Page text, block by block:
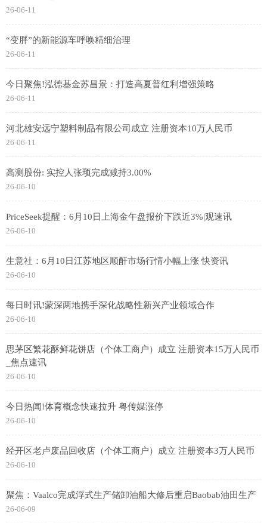
26-06-11
“变胖”的新能源车呼唤精细治理
26-06-11
今日聚焦!泓德基金苏昌景：打造高夏普红利增强策略
26-06-11
河北雄安远宁塑料制品有限公司成立 注册资本10万人民币
26-06-11
高测股份: 实控人张顼完成减持3.00%
26-06-10
PriceSeek提醒：6月10日上海金午盘报价下跌近3%|观速讯
26-06-10
生意社：6月10日江苏地区顺酐市场行情小幅上涨 快资讯
26-06-10
每日时讯!蒙深两地携手深化战略性新兴产业领域合作
26-06-10
思茅区繁花酥鲜花饼店（个体工商户）成立 注册资本15万人民币
_焦点速讯
26-06-10
今日热闻!体育概念快速拉升 粤传媒涨停
26-06-10
经开区老卢废品回收店（个体工商户）成立 注册资本3万人民币
26-06-10
聚焦：Vaalco完成浮式生产储卸油船大修后重启Baobab油田生产
26-06-09